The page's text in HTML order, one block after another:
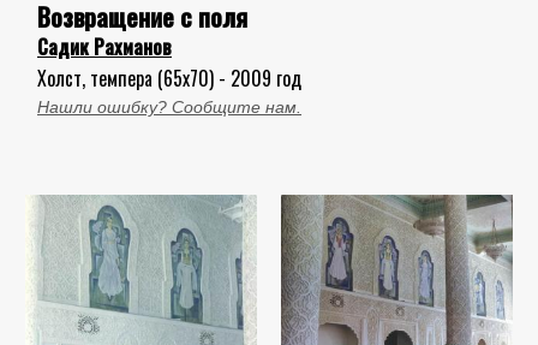
Возвращение с поля
Садик Рахманов
Холст, темпера (65x70) - 2009 год
Нашли ошибку? Сообщите нам.